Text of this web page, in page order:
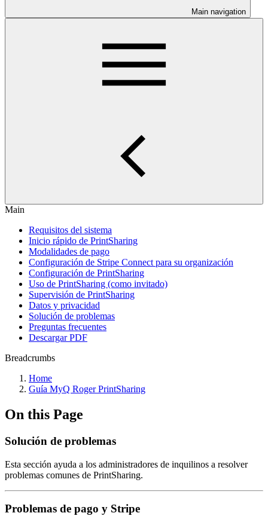
Main navigation
Main
Requisitos del sistema
Inicio rápido de PrintSharing
Modalidades de pago
Configuración de Stripe Connect para su organización
Configuración de PrintSharing
Uso de PrintSharing (como invitado)
Supervisión de PrintSharing
Datos y privacidad
Solución de problemas
Preguntas frecuentes
Descargar PDF
Breadcrumbs
Home
Guía MyQ Roger PrintSharing
On this Page
Solución de problemas
Esta sección ayuda a los administradores de inquilinos a resolver
problemas comunes de PrintSharing.
Problemas de pago y Stripe